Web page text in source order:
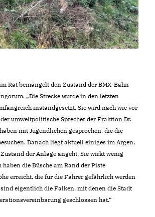
Rat bemängelt den Zustand der BMX-Bahn
„Die Strecke wurde in den letzten
instandgesetzt. Sie wird nach wie vor
umweltpolitische Sprecher der Fraktion Dr.
mit Jugendlichen gesprochen, die die
Danach liegt aktuell einiges im Argen,
der Anlage angeht. Sie wirkt wenig
haben die Büsche am Rand der Piste
erreicht, die für die Fahrer gefährlich werden
eigentlich die Falken, mit denen die Stadt
geschlossen hat.“